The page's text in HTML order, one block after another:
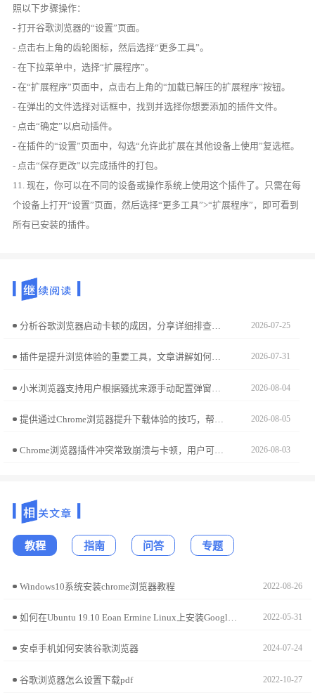
照以下步骤操作：
- 打开谷歌浏览器的“设置”页面。
- 点击右上角的齿轮图标，然后选择“更多工具”。
- 在下拉菜单中，选择“扩展程序”。
- 在“扩展程序”页面中，点击右上角的“加载已解压的扩展程序”按钮。
- 在弹出的文件选择对话框中，找到并选择你想要添加的插件文件。
- 点击“确定”以启动插件。
- 在插件的“设置”页面中，勾选“允许此扩展在其他设备上使用”复选框。
- 点击“保存更改”以完成插件的打包。
11. 现在，你可以在不同的设备或操作系统上使用这个插件了。只需在每
个设备上打开“设置”页面，然后选择“更多工具”>“扩展程序”，即可看到
所有已安装的插件。
分析谷歌浏览器启动卡顿的成因，分享详细排查步骤和优化方法，帮助用户显著提升启动速度和稳定性。 2026-07-25
插件是提升浏览体验的重要工具，文章讲解如何高效启用、停用和分类管理插件，确保Chrome浏览器功能完整又运行顺畅。 2026-07-31
2026-08-04
2026-08-05
Chrome浏览器插件冲突常致崩溃与卡顿，用户可通过禁用排查、更新扩展等方法快速定位并处理问题。 2026-08-03
教程 指南 问答 专题
Windows10系统安装chrome浏览器教程 2022-08-26
如何在Ubuntu 19.10 Eoan Ermine Linux上安装Google Chrome? 2022-05-31
安卓手机如何安装谷歌浏览器 2024-07-24
谷歌浏览器怎么设置下载pdf 2022-10-27